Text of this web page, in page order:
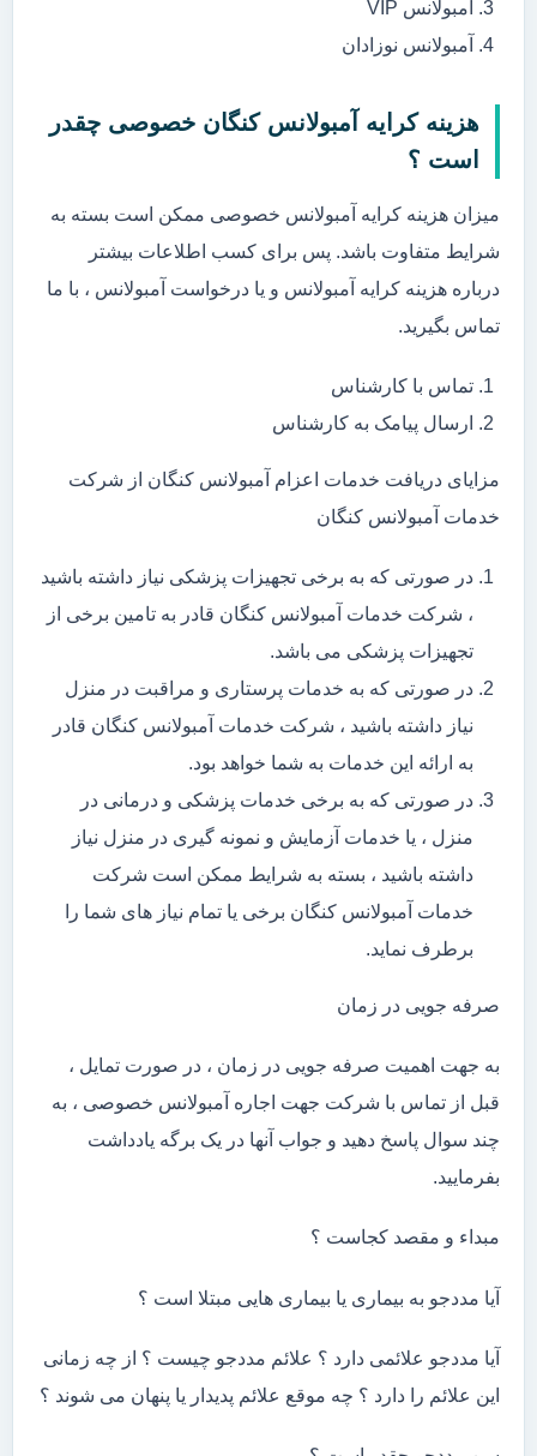
آمبولانس VIP
آمبولانس نوزادان
هزینه کرایه آمبولانس کنگان خصوصی چقدر
است ؟
میزان هزینه کرایه آمبولانس خصوصی ممکن است بسته به
شرایط متفاوت باشد. پس برای کسب اطلاعات بیشتر
درباره هزینه کرایه آمبولانس و یا درخواست آمبولانس ، با ما
تماس بگیرید.
تماس با کارشناس
ارسال پیامک به کارشناس
مزایای دریافت خدمات اعزام آمبولانس کنگان از شرکت
خدمات آمبولانس کنگان
در صورتی که به برخی تجهیزات پزشکی نیاز داشته باشید
، شرکت خدمات آمبولانس کنگان قادر به تامین برخی از
تجهیزات پزشکی می باشد.
در صورتی که به خدمات پرستاری و مراقبت در منزل
نیاز داشته باشید ، شرکت خدمات آمبولانس کنگان قادر
به ارائه این خدمات به شما خواهد بود.
در صورتی که به برخی خدمات پزشکی و درمانی در
منزل ، یا خدمات آزمایش و نمونه گیری در منزل نیاز
داشته باشید ، بسته به شرایط ممکن است شرکت
خدمات آمبولانس کنگان برخی یا تمام نیاز های شما را
برطرف نماید.
صرفه جویی در زمان
به جهت اهمیت صرفه جویی در زمان ، در صورت تمایل ،
قبل از تماس با شرکت جهت اجاره آمبولانس خصوصی ، به
چند سوال پاسخ دهید و جواب آنها در یک برگه یادداشت
بفرمایید.
مبداء و مقصد کجاست ؟
آیا مددجو به بیماری یا بیماری هایی مبتلا است ؟
آیا مددجو علائمی دارد ؟ علائم مددجو چیست ؟ از چه زمانی
این علائم را دارد ؟ چه موقع علائم پدیدار یا پنهان می شوند ؟